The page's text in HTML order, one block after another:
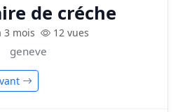
de créche
3 mois 12 vues
geneve